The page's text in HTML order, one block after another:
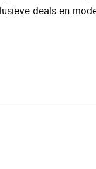
deals en